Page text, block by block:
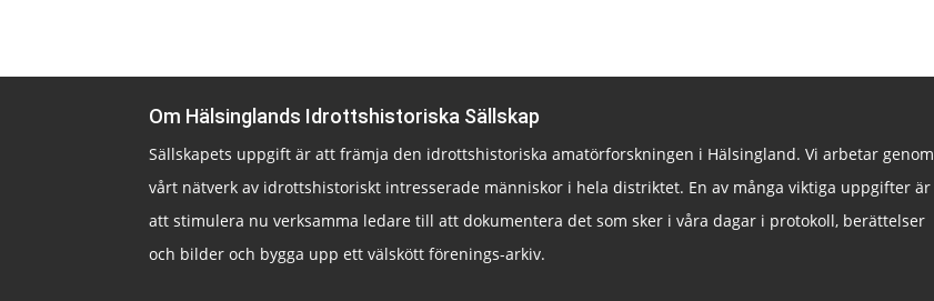
Om Hälsinglands Idrottshistoriska Sällskap
Sällskapets uppgift är att främja den idrottshistoriska amatörforskningen i Hälsingland. Vi arbetar genom
vårt nätverk av idrottshistoriskt intresserade människor i hela distriktet. En av många viktiga uppgifter är
att stimulera nu verksamma ledare till att dokumentera det som sker i våra dagar i protokoll, berättelser
och bilder och bygga upp ett välskött förenings-arkiv.